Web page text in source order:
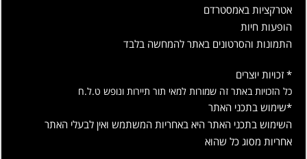
אטרקציות באמסטרדם
הופעות חיות
התמונות והסרטונים באתר להמחשה בלבד
* זכויות יוצרים
כל הזכויות באתר זה שמורות למאי תור תיירות ונופש ט.ל.ח
*שימוש בתכני האתר
השימוש בתכני האתר היא באחריות המשתמש ואין לבעלי האתר
אחריות מסוג כל שהוא